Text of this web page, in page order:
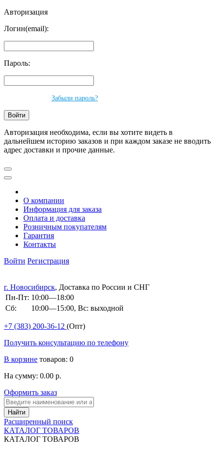
Авторизация
Логин(email):
Пароль:
Забыли пароль?
Авторизация необходима, если вы хотите видеть в
дальнейшем историю заказов и при каждом заказе не вводить
адрес доставки и прочие данные.
О компании
Информация для заказа
Оплата и доставка
Розничным покупателям
Гарантия
Контакты
Войти Регистрация
г. Новосибирск, Доставка по России и СНГ
Пн-Пт: 10:00—18:00
Сб:
10:00—15:00, Вс: выходной
+7 (383) 200-36-12 (Опт)
Получить консультацию по телефону
В корзине товаров: 0
На сумму: 0.00 р.
Оформить заказ
Расширенный поиск
КАТАЛОГ ТОВАРОВ
КАТАЛОГ ТОВАРОВ